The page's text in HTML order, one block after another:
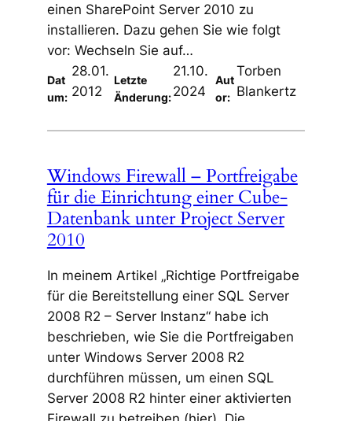
einen SharePoint Server 2010 zu
installieren. Dazu gehen Sie wie folgt
vor: Wechseln Sie auf…
Dat
um:
28.01.
2012
Letzte
Änderung:
21.10.
2024
Aut
or:
Torben
Blankertz
Windows Firewall – Portfreigabe
für die Einrichtung einer Cube-
Datenbank unter Project Server
2010
In meinem Artikel „Richtige Portfreigabe
für die Bereitstellung einer SQL Server
2008 R2 – Server Instanz“ habe ich
beschrieben, wie Sie die Portfreigaben
unter Windows Server 2008 R2
durchführen müssen, um einen SQL
Server 2008 R2 hinter einer aktivierten